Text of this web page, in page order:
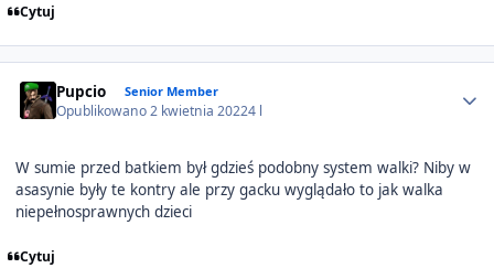
Cytuj
Pupcio Senior Member
Opublikowano2 kwietnia 20224 l
W sumie przed batkiem był gdzieś podobny system walki? Niby w
asasynie były te kontry ale przy gacku wyglądało to jak walka
niepełnosprawnych dzieci
Cytuj